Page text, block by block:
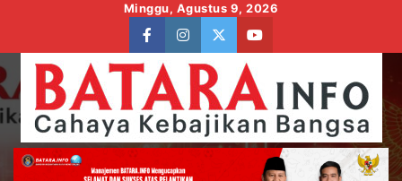
content
Minggu, Agustus 9, 2026
facebookinstagram
twitteryoutube